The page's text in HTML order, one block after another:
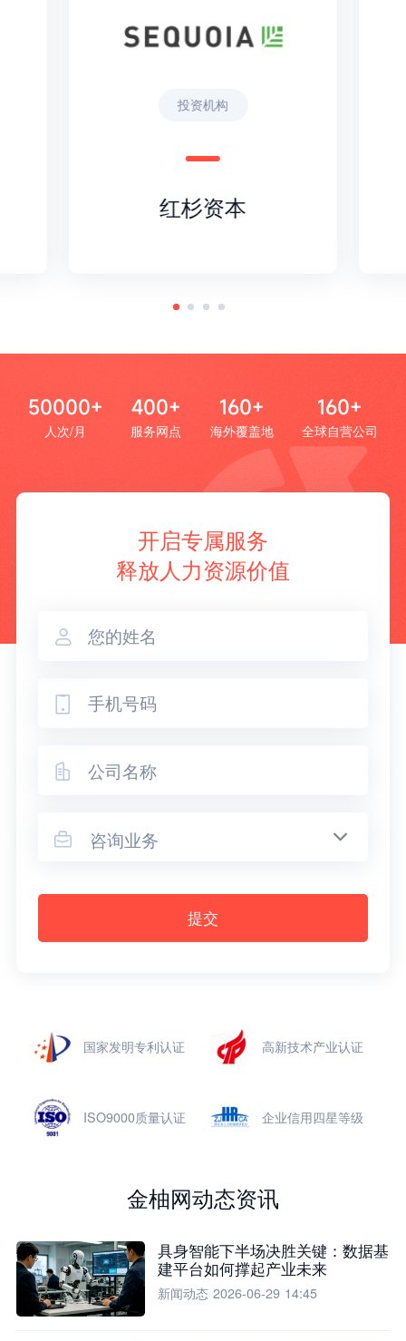
投资机构
红杉资本
50000+
人次/月
400+
服务网点
160+
海外覆盖地
160+
全球自营公司
开启专属服务
释放人力资源价值



 咨询业务
提交
国家发明专利认证 高新技术产业认证
ISO9000质量认证 企业信用四星等级
金柚网动态资讯
具身智能下半场决胜关键：数据基
建平台如何撑起产业未来
新闻动态 2026-06-29 14:45